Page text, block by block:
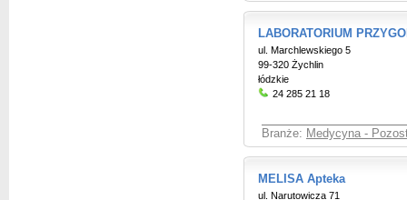
LABORATORIUM
ul. Marchlewskiego 5
99-320 Żychlin
łódzkie
24 285 21 18
Branże: Medycyna -
MELISA Apteka
ul. Narutowicza 71